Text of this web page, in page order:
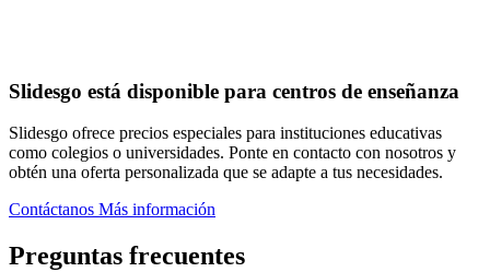
Slidesgo está disponible para centros de enseñanza
Slidesgo ofrece precios especiales para instituciones educativas
como colegios o universidades. Ponte en contacto con nosotros y
obtén una oferta personalizada que se adapte a tus necesidades.
Contáctanos Más información
Preguntas frecuentes